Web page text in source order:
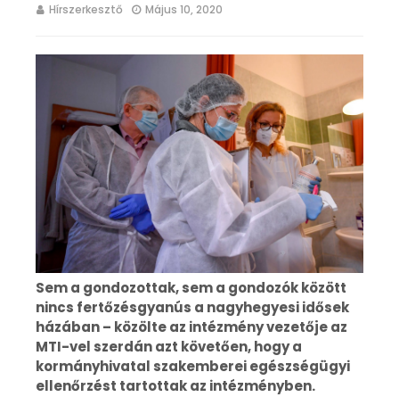
Hírszerkesztő Május 10, 2020
Sem a gondozottak, sem a gondozók között
nincs fertőzésgyanús a nagyhegyesi idősek
házában – közölte az intézmény vezetője az
MTI-vel szerdán azt követően, hogy a
kormányhivatal szakemberei egészségügyi
ellenőrzést tartottak az intézményben.